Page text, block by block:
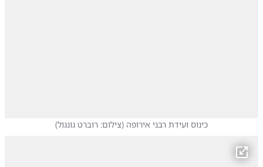
כינוס ועידת רבני אירופה (צילום: רוברט גונגול)